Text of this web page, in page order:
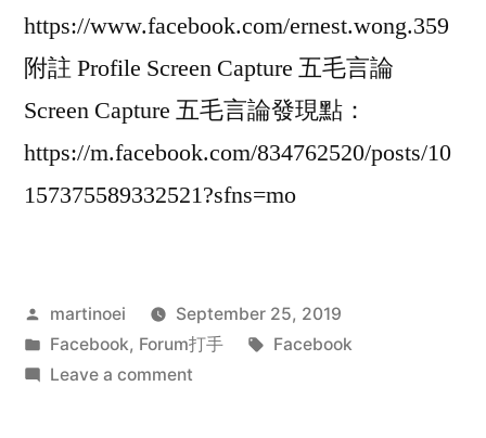
https://www.facebook.com/ernest.wong.359
附註 Profile Screen Capture 五毛言論
Screen Capture 五毛言論發現點：
https://m.facebook.com/834762520/posts/10
157375589332521?sfns=mo
Posted
by
martinoei
September 25, 2019
Posted
in
Facebook, Forum打手 Tags:
Facebook
Leave a commenton